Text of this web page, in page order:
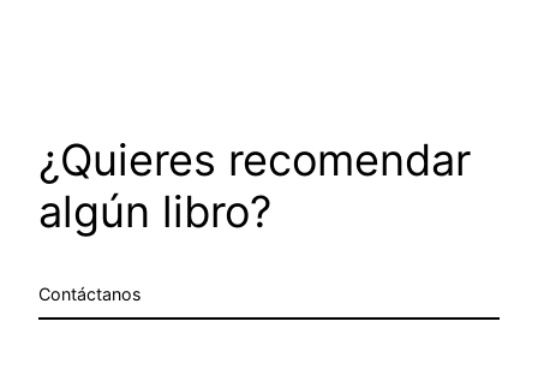
¿Quieres recomendar
algún libro?
Contáctanos